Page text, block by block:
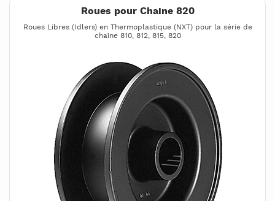
Roues pour Chaine 820
Roues Libres (Idlers) en Thermoplastique (NXT) pour la série de
chaîne 810, 812, 815, 820